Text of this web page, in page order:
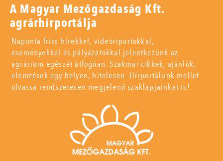
A Magyar Mezőgazdaság Kft.
agrárhírportálja
Naponta friss hírekkel, videóriportokkal,
eseményekkel és pályázatokkal jelentkezünk az
agrárium egészét átfogóan. Szakmai cikkek, ajánlók,
elemzések egy helyen, hitelesen. Hírportálunk mellet
olvassa rendszeresen megjelenő szaklapjainkat is!